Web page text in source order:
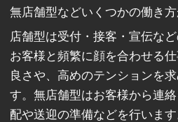
無店舗型などいくつかの働き方
店舗型は受付・接客・宣伝な
お客様と頻繁に顔を合わせる
良さや、高めのテンションを
す。無店舗型はお客様から連
配や送迎の準備などを行います